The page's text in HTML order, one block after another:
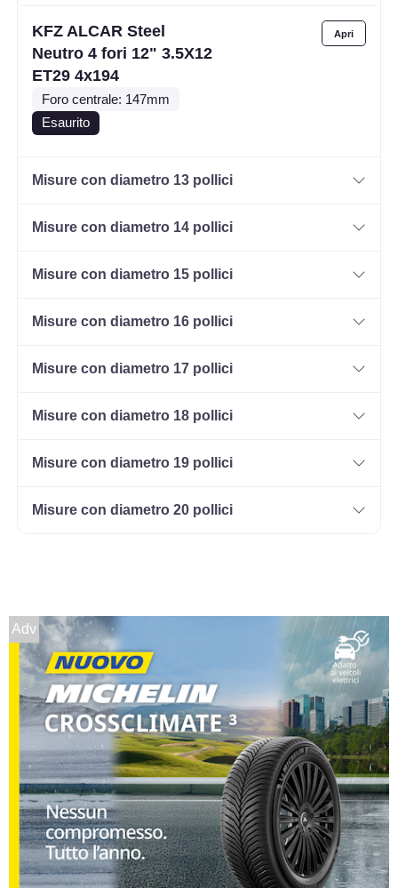
KFZ ALCAR Steel
Neutro 4 fori 12" 3.5X12
ET29 4x194
Foro centrale: 147mm
Esaurito
Misure con diametro 13 pollici
Misure con diametro 14 pollici
Misure con diametro 15 pollici
Misure con diametro 16 pollici
Misure con diametro 17 pollici
Misure con diametro 18 pollici
Misure con diametro 19 pollici
Misure con diametro 20 pollici
Adv